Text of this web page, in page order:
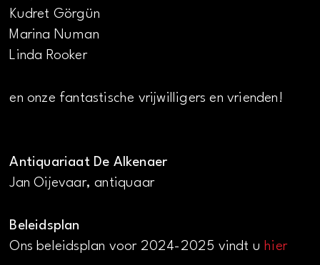
Kudret Görgün
Marina Numan
Linda Rooker
en onze fantastische vrijwilligers en vrienden!
Antiquariaat De Alkenaer
Jan Oijevaar, antiquaar
Beleidsplan
Ons beleidsplan voor 2024-2025 vindt uhier